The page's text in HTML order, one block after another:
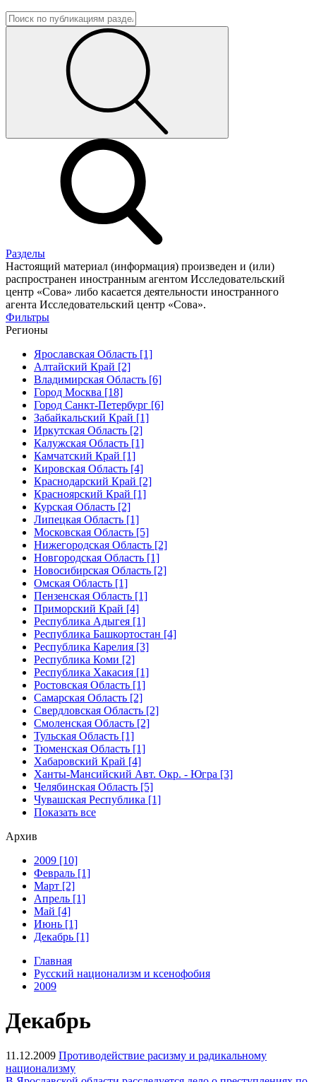
Разделы
Настоящий материал (информация) произведен и (или)
распространен иностранным агентом Исследовательский
центр «Сова» либо касается деятельности иностранного
агента Исследовательский центр «Сова».
Фильтры
Регионы
Ярославская Область [1]
Алтайский Край [2]
Владимирская Область [6]
Город Москва [18]
Город Санкт-Петербург [6]
Забайкальский Край [1]
Иркутская Область [2]
Калужская Область [1]
Камчатский Край [1]
Кировская Область [4]
Краснодарский Край [2]
Красноярский Край [1]
Курская Область [2]
Липецкая Область [1]
Московская Область [5]
Нижегородская Область [2]
Новгородская Область [1]
Новосибирская Область [2]
Омская Область [1]
Пензенская Область [1]
Приморский Край [4]
Республика Адыгея [1]
Республика Башкортостан [4]
Республика Карелия [3]
Республика Коми [2]
Республика Хакасия [1]
Ростовская Область [1]
Самарская Область [2]
Свердловская Область [2]
Смоленская Область [2]
Тульская Область [1]
Тюменская Область [1]
Хабаровский Край [4]
Ханты-Мансийский Авт. Окр. - Югра [3]
Челябинская Область [5]
Чувашская Республика [1]
Показать все
Архив
2009 [10]
Февраль [1]
Март [2]
Апрель [1]
Май [4]
Июнь [1]
Декабрь [1]
Главная
Русский национализм и ксенофобия
2009
Декабрь
11.12.2009 Противодействие расизму и радикальному
национализму